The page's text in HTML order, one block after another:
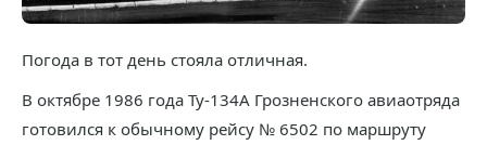
Погода в тот день стояла отличная.
В октябре 1986 года Ту-134А Грозненского авиаотряда
готовился к обычному рейсу № 6502 по маршруту